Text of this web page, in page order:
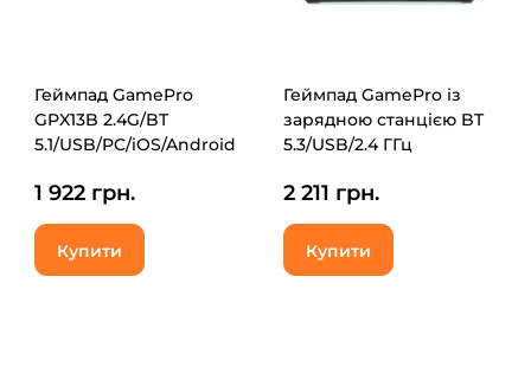
Геймпад GamePro
GPX13B 2.4G/BT
5.1/USB/PC/iOS/Android
1 922 грн.
Купити
Геймпад GamePro із
зарядною станцією BT
5.3/USB/2.4 ГГц
RGB Black (GPX13BDOC)
2 211 грн.
Купити